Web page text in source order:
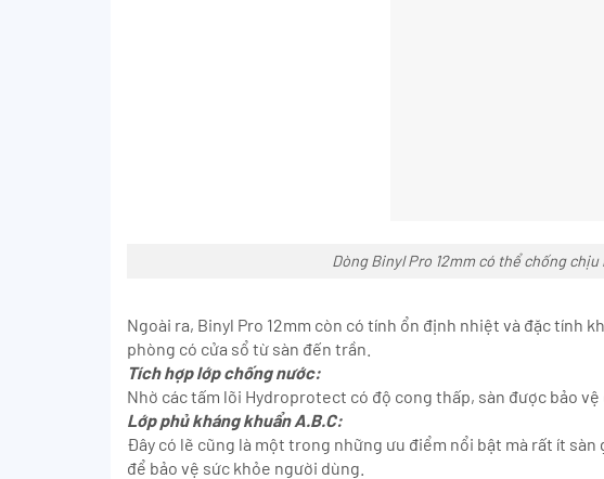
Dòng Binyl Pro 12mm có thể chống
Ngoài ra, Binyl Pro 12mm còn có tính ổn định nhiệt và đặc tính
phòng có cửa sổ từ sàn đến trần.
Tích hợp lớp chống nước:
Nhờ các tấm lõi Hydroprotect có độ cong thấp, sàn được bảo
Lớp phủ kháng khuẩn A.B.C:
Đây có lẽ cũng là một trong những ưu điểm nổi bật mà rất ít
để bảo vệ sức khỏe người dùng.